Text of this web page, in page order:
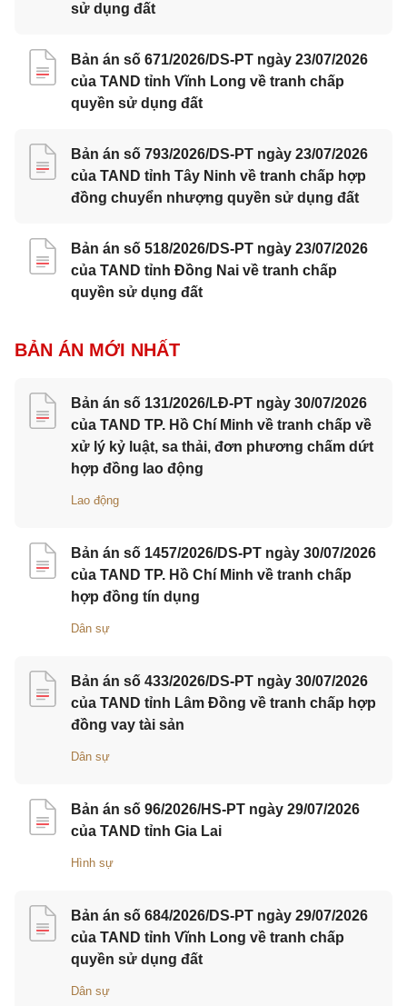
sử dụng đất
Bản án số 671/2026/DS-PT ngày 23/07/2026
của TAND tỉnh Vĩnh Long về tranh chấp
quyền sử dụng đất
Bản án số 793/2026/DS-PT ngày 23/07/2026
của TAND tỉnh Tây Ninh về tranh chấp hợp
đồng chuyển nhượng quyền sử dụng đất
Bản án số 518/2026/DS-PT ngày 23/07/2026
của TAND tỉnh Đồng Nai về tranh chấp
quyền sử dụng đất
BẢN ÁN MỚI NHẤT
Bản án số 131/2026/LĐ-PT ngày 30/07/2026
của TAND TP. Hồ Chí Minh về tranh chấp về
xử lý kỷ luật, sa thải, đơn phương chấm dứt
hợp đồng lao động
Lao động
Bản án số 1457/2026/DS-PT ngày 30/07/2026
của TAND TP. Hồ Chí Minh về tranh chấp
hợp đồng tín dụng
Dân sự
Bản án số 433/2026/DS-PT ngày 30/07/2026
của TAND tỉnh Lâm Đồng về tranh chấp hợp
đồng vay tài sản
Dân sự
Bản án số 96/2026/HS-PT ngày 29/07/2026
của TAND tỉnh Gia Lai
Hình sự
Bản án số 684/2026/DS-PT ngày 29/07/2026
của TAND tỉnh Vĩnh Long về tranh chấp
quyền sử dụng đất
Dân sự